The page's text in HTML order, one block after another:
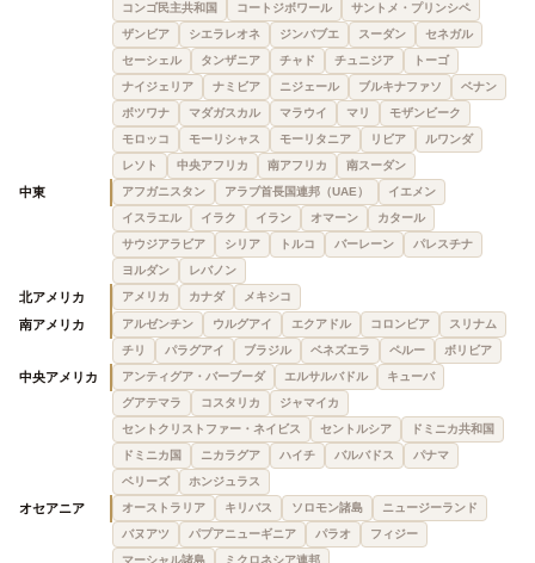
コンゴ民主共和国
コートジボワール
サントメ・プリンシペ
ザンビア
シエラレオネ ジンバブエ スーダン
セネガル
セーシェル
タンザニア チャド チュニジア
トーゴ
ナイジェリア
ナミビア ニジェール ブルキナファソ
ベナン
ボツワナ
マダガスカル マラウイ マリ
モザンビーク
モロッコ
モーリシャス モーリタニア リビア
ルワンダ
レソト
中央アフリカ 南アフリカ 南スーダン
中東 アフガニスタン アラブ首長国連邦（UAE）
イエメン
イスラエル
イラク イラン オマーン
カタール
サウジアラビア
シリア トルコ バーレーン
パレスチナ
ヨルダン
レバノン
北アメリカ アメリカ カナダ メキシコ
南アメリカ アルゼンチン ウルグアイ エクアドル コロンビア
スリナム
チリ
パラグアイ ブラジル ベネズエラ ペルー ボリビア
中央アメリカ アンティグア・バーブーダ エルサルバドル
キューバ
グアテマラ
コスタリカ
ジャマイカ
セントクリストファー・ネイビス
セントルシア
ドミニカ共和国
ドミニカ国
ニカラグア ハイチ バルバドス
パナマ
ベリーズ
ホンジュラス
オセアニア オーストラリア キリバス ソロモン諸島
ニュージーランド
バヌアツ
パプアニューギニア パラオ
フィジー
マーシャル諸島
ミクロネシア連邦